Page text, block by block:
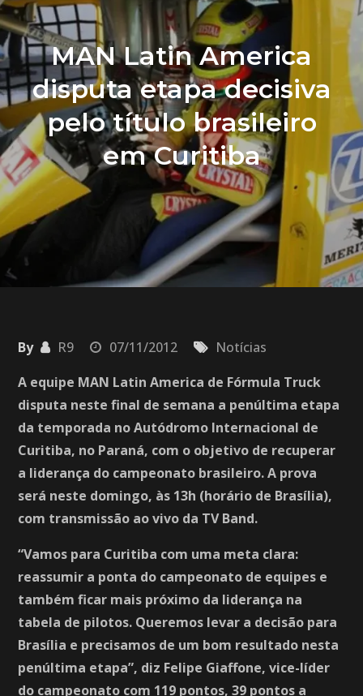
MAN Latin America
disputa etapa decisiva
pelo título brasileiro
em Curitiba
By R9 07/11/2012
Notícias
A equipe MAN Latin America de Fórmula Truck
disputa neste final de semana a penúltima etapa
da temporada no Autódromo Internacional de
Curitiba, no Paraná, com o objetivo de recuperar
a liderança do campeonato brasileiro. A prova
será neste domingo, às 13h (horário de Brasília),
com transmissão ao vivo da TV Band.
“Vamos para Curitiba com uma meta clara:
reassumir a ponta do campeonato de equipes e
também ficar mais próximo da liderança na
tabela de pilotos. Queremos levar a decisão para
Brasília e precisamos de um bom resultado nesta
penúltima etapa”, diz Felipe Giaffone, vice-líder
do campeonato com 119 pontos, 39 pontos a